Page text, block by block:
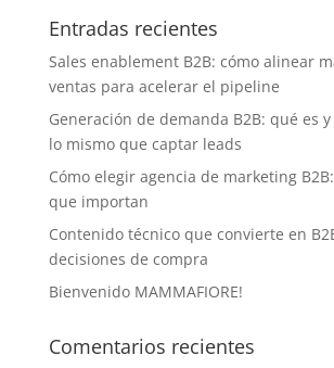
Entradas recientes
Sales enablement B2B: cómo alinear
ventas para acelerar el pipeline
Generación de demanda B2B: qué es
lo mismo que captar leads
Cómo elegir agencia de marketing
que importan
Contenido técnico que convierte en
decisiones de compra
Bienvenido MAMMAFIORE!
Comentarios recientes